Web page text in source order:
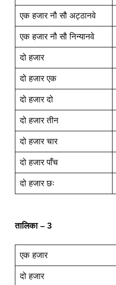
एक हजार नौ सौ अट्ठानवे
एक हजार नौ सौ निन्यानवे
दो हजार
दो हजार एक
दो हजार दो
दो हजार तीन
दो हजार चार
दो हजार पाँच
दो हजार छः
तालिका – 3
एक हजार
दो हजार